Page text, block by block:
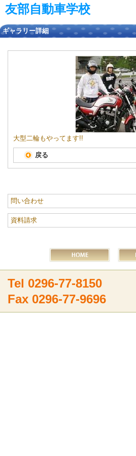
友部自動車学校
ギャラリー詳細
大型二輪もやってます!!
戻る
問い合わせ
資料請求
Tel 0296-77-8150
Fax 0296-77-9696